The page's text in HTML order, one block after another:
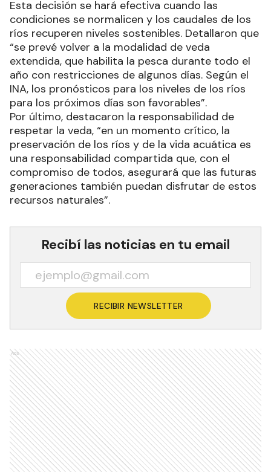
Esta decisión se hará efectiva cuando las
condiciones se normalicen y los caudales de los
ríos recuperen niveles sostenibles. Detallaron que
“se prevé volver a la modalidad de veda
extendida, que habilita la pesca durante todo el
año con restricciones de algunos días. Según el
INA, los pronósticos para los niveles de los ríos
para los próximos días son favorables”.
Por último, destacaron la responsabilidad de
respetar la veda, “en un momento crítico, la
preservación de los ríos y de la vida acuática es
una responsabilidad compartida que, con el
compromiso de todos, asegurará que las futuras
generaciones también puedan disfrutar de estos
recursos naturales”.
Recibí las noticias en tu email
RECIBIR NEWSLETTER
Ads